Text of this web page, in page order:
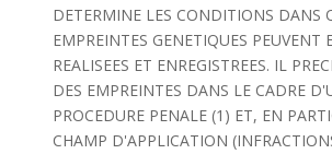
DETERMINE LES CONDITIONS DANS
EMPREINTES GENETIQUES PEUVENT
REALISEES ET ENREGISTREES. IL
DES EMPREINTES DANS LE CADRE
PROCEDURE PENALE (1) ET, EN
CHAMP D'APPLICATION